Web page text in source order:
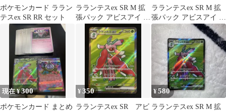
ポケモンカード ララン
テスex SR RR セット
ラランテスex SR M 拡
張パック アビスアイ キ
ラ 094/081
ラランテスex SR M 拡
張パック アビスアイ キ
ラ 094/081
現在 ¥300
ポケモンカード まとめ
¥350
ラランテスex SR アビ
¥580
ラランテスex SR M 拡